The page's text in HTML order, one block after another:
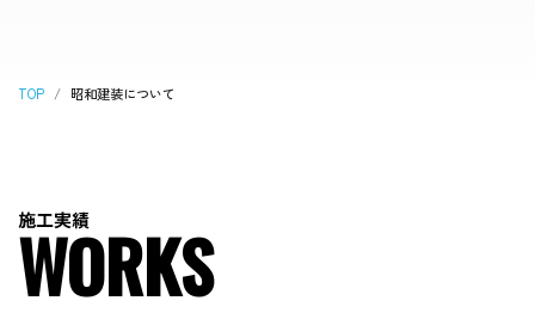
TOP 昭和建装について
施工実績
WORKS